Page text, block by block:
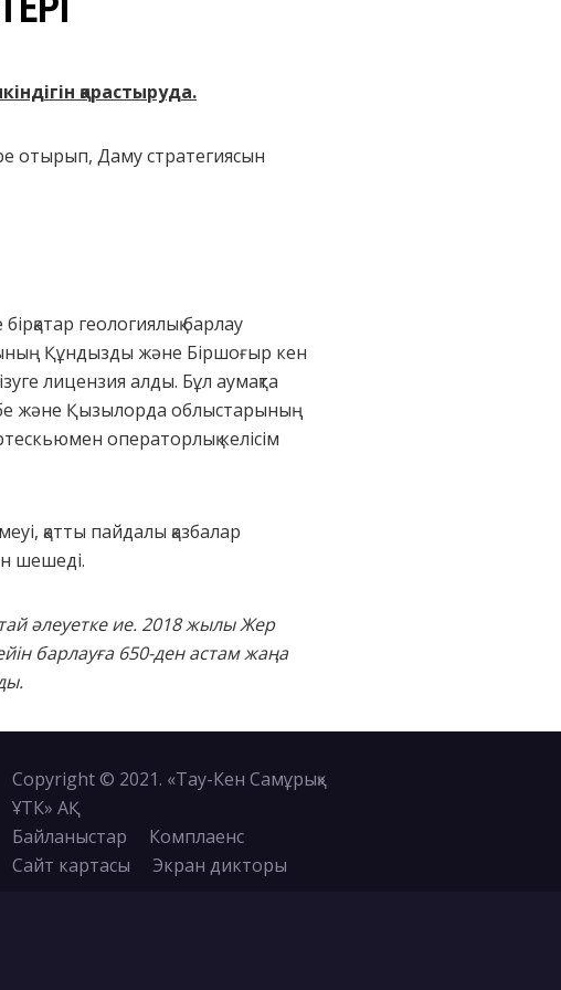
қарастыруда.
отырып, Даму стратегиясын
геологиялық барлау
Құндызды және Біршоғыр кен
лицензия алды. Бұл аумақта
және Қызылорда облыстарының
операторлық келісім
қатты пайдалы қазбалар
шешеді.
әлеуетке ие. 2018 жылы Жер
барлауға 650-ден астам жаңа
Copyright © 2021. «Тау-Кен Самұрық»
ҰТК» АҚ
Байланыстар
Комплаенс
Сайт картасы
Экран дикторы